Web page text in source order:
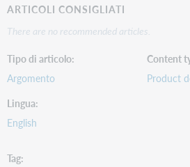
ARTICOLI CONSIGLIATI
There are no recommended articles.
Tipo di articolo
Argomento
Content
Product
Lingua
English
Tag